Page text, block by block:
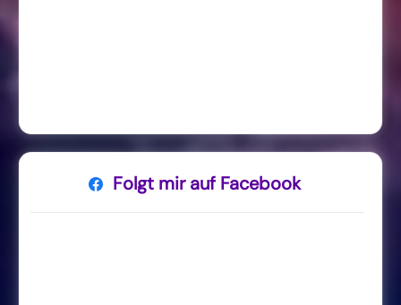
Folgt mir auf Facebook